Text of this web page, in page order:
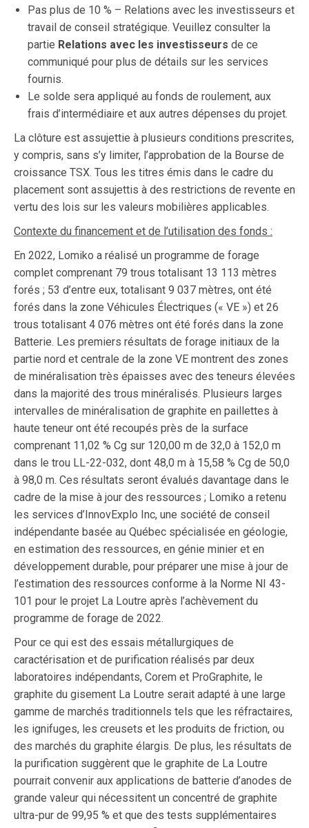
Pas plus de 10 % – Relations avec les investisseurs et
travail de conseil stratégique. Veuillez consulter la
partie Relations avec les investisseurs de ce
communiqué pour plus de détails sur les services
fournis.
Le solde sera appliqué au fonds de roulement, aux
frais d’intermédiaire et aux autres dépenses du projet.
La clôture est assujettie à plusieurs conditions prescrites,
y compris, sans s’y limiter, l’approbation de la Bourse de
croissance TSX. Tous les titres émis dans le cadre du
placement sont assujettis à des restrictions de revente en
vertu des lois sur les valeurs mobilières applicables.
Contexte du financement et de l’utilisation des fonds :
En 2022, Lomiko a réalisé un programme de forage
complet comprenant 79 trous totalisant 13 113 mètres
forés ; 53 d’entre eux, totalisant 9 037 mètres, ont été
forés dans la zone Véhicules Électriques (« VE ») et 26
trous totalisant 4 076 mètres ont été forés dans la zone
Batterie. Les premiers résultats de forage initiaux de la
partie nord et centrale de la zone VE montrent des zones
de minéralisation très épaisses avec des teneurs élevées
dans la majorité des trous minéralisés. Plusieurs larges
intervalles de minéralisation de graphite en paillettes à
haute teneur ont été recoupés près de la surface
comprenant 11,02 % Cg sur 120,00 m de 32,0 à 152,0 m
dans le trou LL-22-032, dont 48,0 m à 15,58 % Cg de 50,0
à 98,0 m. Ces résultats seront évalués davantage dans le
cadre de la mise à jour des ressources ; Lomiko a retenu
les services d’InnovExplo Inc, une société de conseil
indépendante basée au Québec spécialisée en géologie,
en estimation des ressources, en génie minier et en
développement durable, pour préparer une mise à jour de
l’estimation des ressources conforme à la Norme NI 43-
101 pour le projet La Loutre après l’achèvement du
programme de forage de 2022.
Pour ce qui est des essais métallurgiques de
caractérisation et de purification réalisés par deux
laboratoires indépendants, Corem et ProGraphite, le
graphite du gisement La Loutre serait adapté à une large
gamme de marchés traditionnels tels que les réfractaires,
les ignifuges, les creusets et les produits de friction, ou
des marchés du graphite élargis. De plus, les résultats de
la purification suggèrent que le graphite de La Loutre
pourrait convenir aux applications de batterie d’anodes de
grande valeur qui nécessitent un concentré de graphite
ultra-pur de 99,95 % et que des tests supplémentaires